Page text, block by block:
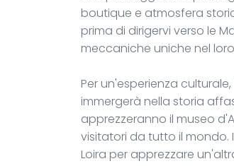
boutique e atmosfera
prima di dirigervi verso le
meccaniche uniche nel
Per un'esperienza
immergerà nella storia
apprezzeranno il museo
visitatori da tutto il mondo.
Loira per apprezzare